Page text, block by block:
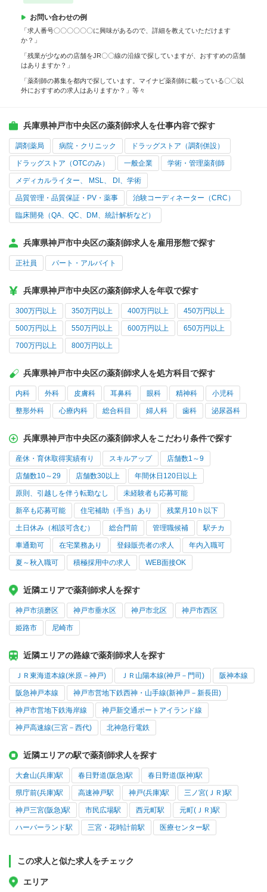
お問い合わせの例
「求人番号〇〇〇〇〇〇に興味があるので、詳細を教えていただけます
か？」
「残業が少なめの店舗をJR〇〇線の沿線で探していますが、おすすめの店舗
はありますか？」
「薬剤師の募集を都内で探しています。マイナビ薬剤師に載っている〇〇以
外におすすめの求人はありますか？」等々
兵庫県神戸市中央区の薬剤師求人を仕事内容で探す
調剤薬局 病院・クリニック ドラッグストア（調剤併設）
ドラッグストア（OTCのみ） 一般企業 学術・管理薬剤師
メディカルライター、 MSL、 DI、学術
品質管理・品質保証・PV・薬事 治験コーディネーター（CRC）
臨床開発（QA、QC、DM、統計解析など）
兵庫県神戸市中央区の薬剤師求人を雇用形態で探す
正社員 パート・アルバイト
兵庫県神戸市中央区の薬剤師求人を年収で探す
300万円以上 350万円以上 400万円以上 450万円以上
500万円以上 550万円以上 600万円以上 650万円以上
700万円以上 800万円以上
兵庫県神戸市中央区の薬剤師求人を処方科目で探す
内科 外科 皮膚科 耳鼻科 眼科 精神科 小児科
整形外科 心療内科 総合科目 婦人科 歯科 泌尿器科
兵庫県神戸市中央区の薬剤師求人をこだわり条件で探す
産休・育休取得実績有り スキルアップ 店舗数1～9
店舗数10～29 店舗数30以上 年間休日120日以上
原則、引越しを伴う転勤なし 未経験者も応募可能
新卒も応募可能 住宅補助（手当）あり 残業月10ｈ以下
土日休み（相談可含む） 総合門前 管理職候補 駅チカ
車通勤可 在宅業務あり 登録販売者の求人 年内入職可
夏～秋入職可 積極採用中の求人 WEB面接OK
近隣エリアで薬剤師求人を探す
神戸市須磨区 神戸市垂水区 神戸市北区 神戸市西区
姫路市 尼崎市
近隣エリアの路線で薬剤師求人を探す
ＪＲ東海道本線(米原－神戸) ＪＲ山陽本線(神戸－門司) 阪神本線
阪急神戸本線 神戸市営地下鉄西神・山手線(新神戸－新長田)
神戸市営地下鉄海岸線 神戸新交通ポートアイランド線
神戸高速線(三宮－西代) 北神急行電鉄
近隣エリアの駅で薬剤師求人を探す
大倉山(兵庫)駅 春日野道(阪急)駅 春日野道(阪神)駅
県庁前(兵庫)駅 高速神戸駅 神戸(兵庫)駅 三ノ宮(ＪＲ)駅
神戸三宮(阪急)駅 市民広場駅 西元町駅 元町(ＪＲ)駅
ハーバーランド駅 三宮・花時計前駅 医療センター駅
この求人と似た求人をチェック
エリア